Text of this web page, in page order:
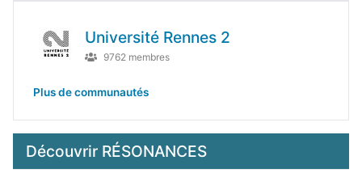
Université Rennes 2
9762 membres
Plus de communautés
Découvrir RÉSONANCES